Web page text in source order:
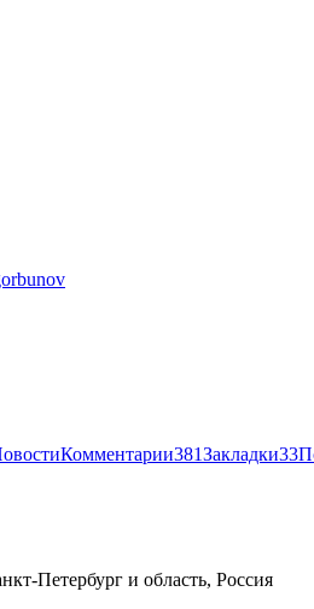
Комментарии381Закладки33
Петербург и область, Россия